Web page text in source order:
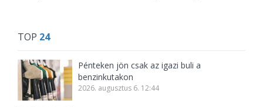
TOP 24
Pénteken jön csak az igazi buli a
benzinkutakon
2026. augusztus 6. 12:44